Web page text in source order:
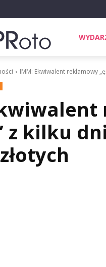
IMM: Ekwiwalent reklamowy
z kilku